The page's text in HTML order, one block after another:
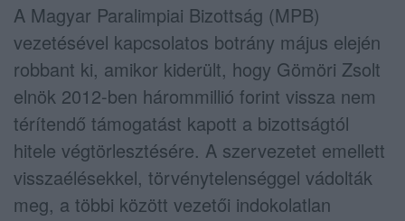
A Magyar Paralimpiai Bizottság (MPB)
vezetésével kapcsolatos botrány május elején
robbant ki, amikor kiderült, hogy Gömöri Zsolt
elnök 2012-ben hárommillió forint vissza nem
térítendő támogatást kapott a bizottságtól
hitele végtörlesztésére. A szervezetet emellett
visszaélésekkel, törvénytelenséggel vádolták
meg, a többi között vezetői indokolatlan